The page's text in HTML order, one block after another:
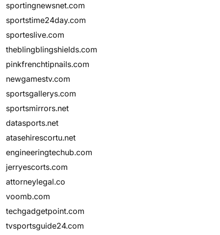
sportingnewsnet.com
sportstime24day.com
sporteslive.com
theblingblingshields.com
pinkfrenchtipnails.com
newgamestv.com
sportsgallerys.com
sportsmirrors.net
datasports.net
atasehirescortu.net
engineeringtechub.com
jerryescorts.com
attorneylegal.co
voomb.com
techgadgetpoint.com
tvsportsguide24.com